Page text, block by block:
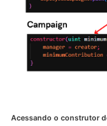
Acessando o construtor